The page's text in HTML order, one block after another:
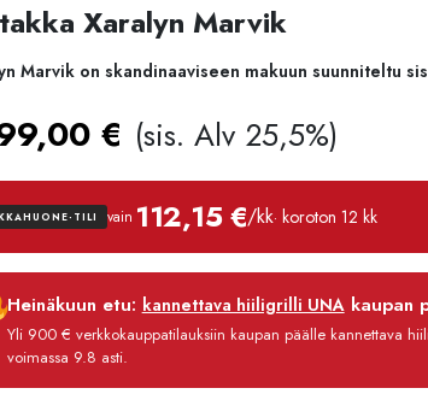
Xaralyn Marvik
Marvik on skandinaaviseen makuun suunniteltu
€ (sis. Alv 25,5%)
TILI vain 112,15 €/kk· koroton 12 kk
Käsittelymaksu
Heinäkuun etu: kannettava hiiligrilli UNAkaupan
Yli 900 € verkkokauppatilauksiin kaupan päälle kannettava
voimassa 9.8 asti.